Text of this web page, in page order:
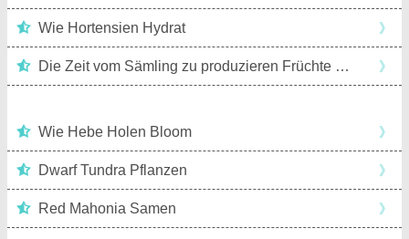
Baumwolle anbauen Essbares anbauen
Trauben anbauen
Jasmin anbauen Minze anbauen
Wie Hortensien Hydrat 》
Die Zeit vom Sämling zu produzieren Früchte mit einem High- Bush Cranberry 》
Wie Hebe Holen Bloom 》
Dwarf Tundra Pflanzen 》
Red Mahonia Samen 》